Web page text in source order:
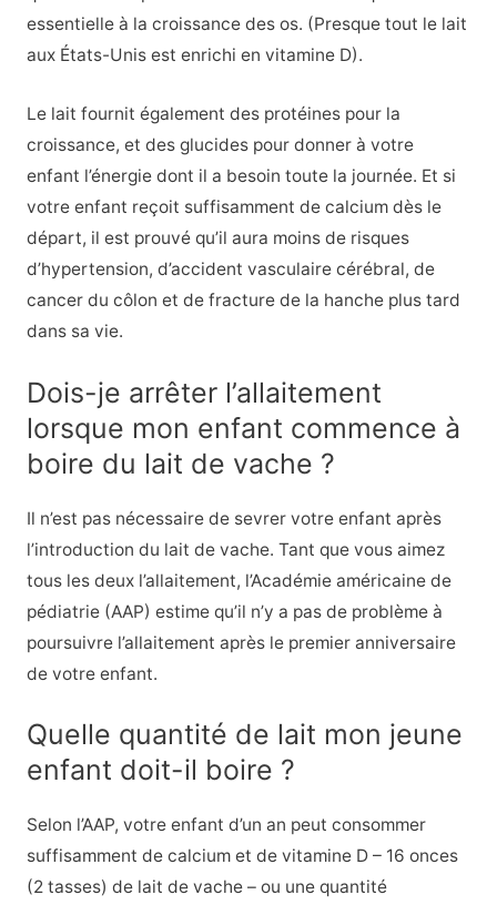
essentielle à la croissance des os. (Presque tout le lait
aux États-Unis est enrichi en vitamine D).
Le lait fournit également des protéines pour la
croissance, et des glucides pour donner à votre
enfant l’énergie dont il a besoin toute la journée. Et si
votre enfant reçoit suffisamment de calcium dès le
départ, il est prouvé qu’il aura moins de risques
d’hypertension, d’accident vasculaire cérébral, de
cancer du côlon et de fracture de la hanche plus tard
dans sa vie.
Dois-je arrêter l’allaitement
lorsque mon enfant commence à
boire du lait de vache ?
Il n’est pas nécessaire de sevrer votre enfant après
l’introduction du lait de vache. Tant que vous aimez
tous les deux l’allaitement, l’Académie américaine de
pédiatrie (AAP) estime qu’il n’y a pas de problème à
poursuivre l’allaitement après le premier anniversaire
de votre enfant.
Quelle quantité de lait mon jeune
enfant doit-il boire ?
Selon l’AAP, votre enfant d’un an peut consommer
suffisamment de calcium et de vitamine D – 16 onces
(2 tasses) de lait de vache – ou une quantité